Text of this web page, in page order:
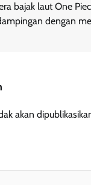
bajak laut One
dengan
akan